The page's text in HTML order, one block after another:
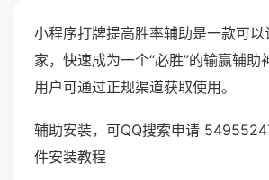
小程序打牌提高胜率辅助是一款可
家，快速成为一个“必胜”的输赢辅助
用户可通过正规渠道获取使用。
辅助安装，可QQ搜索申请
件安装教程